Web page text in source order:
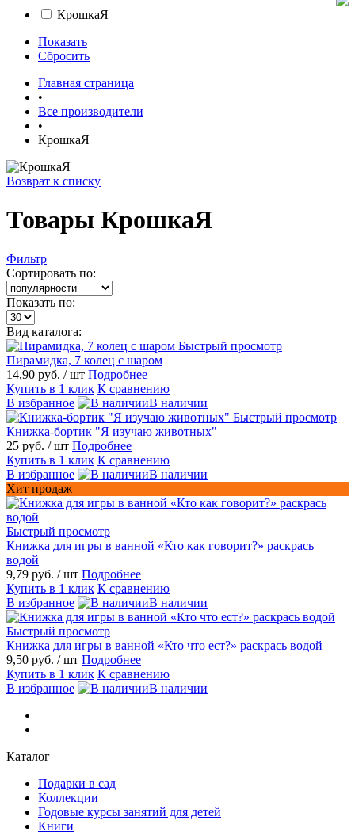
КрошкаЯ
Показать
Сбросить
Главная страница
•
Все производители
•
КрошкаЯ
Возврат к списку
Товары КрошкаЯ
Фильтр
Сортировать по:
Показать по:
Вид каталога:
Быстрый просмотр
Пирамидка, 7 колец с шаром
14,90 руб. / шт Подробнее
Купить в 1 клик К сравнению
В избранное
В наличии
Быстрый просмотр
Книжка-бортик "Я изучаю животных"
25 руб. / шт Подробнее
Купить в 1 клик К сравнению
В избранное
В наличии
Хит продаж
Быстрый просмотр
Книжка для игры в ванной «Кто как говорит?» раскрась
водой
9,79 руб. / шт Подробнее
Купить в 1 клик К сравнению
В избранное
В наличии
Быстрый просмотр
Книжка для игры в ванной «Кто что ест?» раскрась водой
9,50 руб. / шт Подробнее
Купить в 1 клик К сравнению
В избранное
В наличии
Каталог
Подарки в сад
Коллекции
Годовые курсы занятий для детей
Книги